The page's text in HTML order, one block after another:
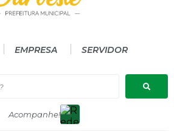
EMPRESA SERVIDOR